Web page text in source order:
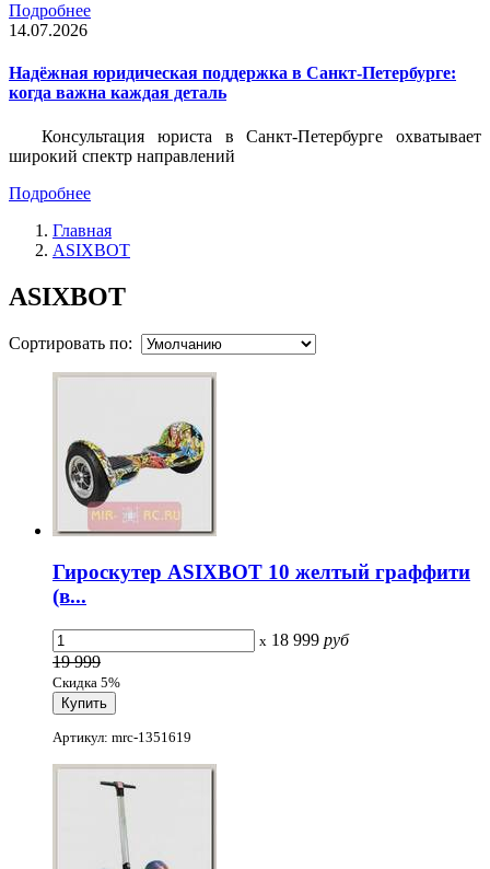
Подробнее
14.07.2026
Надёжная юридическая поддержка в Санкт-Петербурге:
когда важна каждая деталь
Консультация юриста в Санкт-Петербурге охватывает
широкий спектр направлений
Подробнее
Главная
ASIXBOT
ASIXBOT
Сортировать по:
Гироскутер ASIXBOT 10 желтый граффити
(в...
x 18 999 руб
19 999
Скидка 5%
Артикул: mrc-1351619